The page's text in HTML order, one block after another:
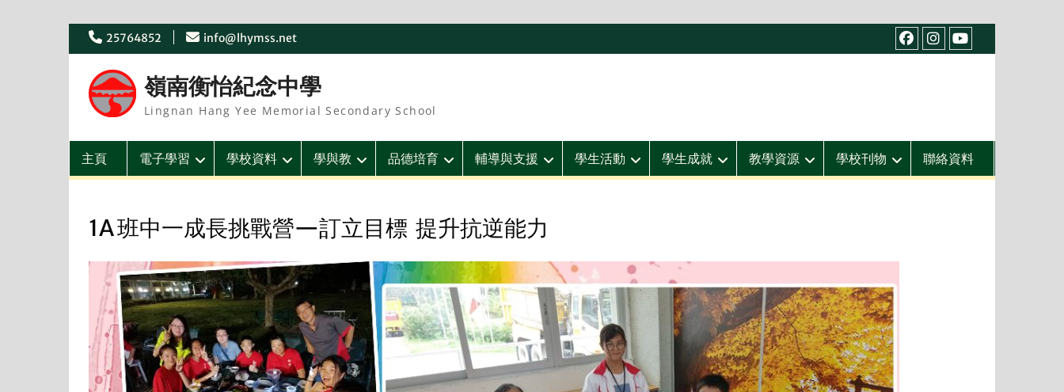
Skip
25764852
info@lhymss.net
facebook
IG youtube
嶺南衡怡紀念中學
Lingnan Hang Yee Memorial Secondary School
主頁 電子學習 學校資料 學與教 品德培育 輔導與支援 學生活動 學生成就 教學資源 學校刊物 聯絡資料
1A 班中一成長挑戰營—訂立目標 提升抗逆能力